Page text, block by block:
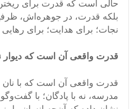
حالی است که قدرت برای
بلکه قدرت، در جوهره‌اش،
نجات؛ برای هدایت؛ برای
قدرت واقعی آن است که دیوار
قدرت واقعی آن است که با نان
مدرسه، نه با پادگان؛ با